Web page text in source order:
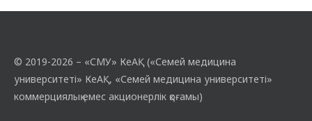
© 2019-2026 – «СМУ» КеАҚ («Семей медицина
университеті» КеАҚ, «Семей медицина университеті»
коммерциялық емес акционерлік қоғамы)